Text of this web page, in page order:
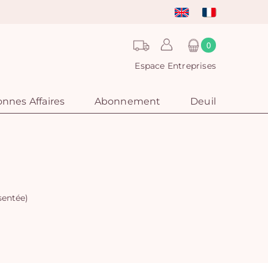
0
Espace Entreprises
Affaires Abonnement Deuil